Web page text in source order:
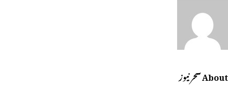
About سحر نیوز